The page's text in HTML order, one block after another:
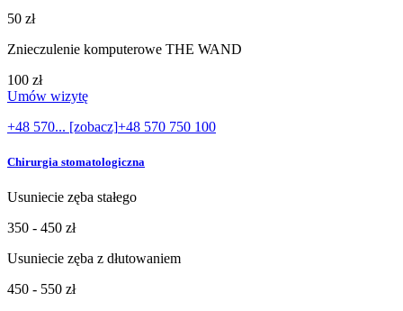
50 zł
Znieczulenie komputerowe THE WAND
100 zł
Umów wizytę
+48 570... [zobacz]+48 570 750 100
Chirurgia stomatologiczna
Usuniecie zęba stałego
350 - 450 zł
Usuniecie zęba z dłutowaniem
450 - 550 zł